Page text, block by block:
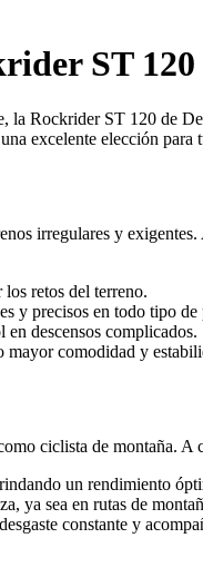
ST 120
la Rockrider ST 120 de
excelente elección para
irregulares y
retos del terreno.
y precisos en todo tipo de
descensos complicados.
comodidad y
ciclista de montaña. A
un rendimiento
ya sea en rutas de
constante y